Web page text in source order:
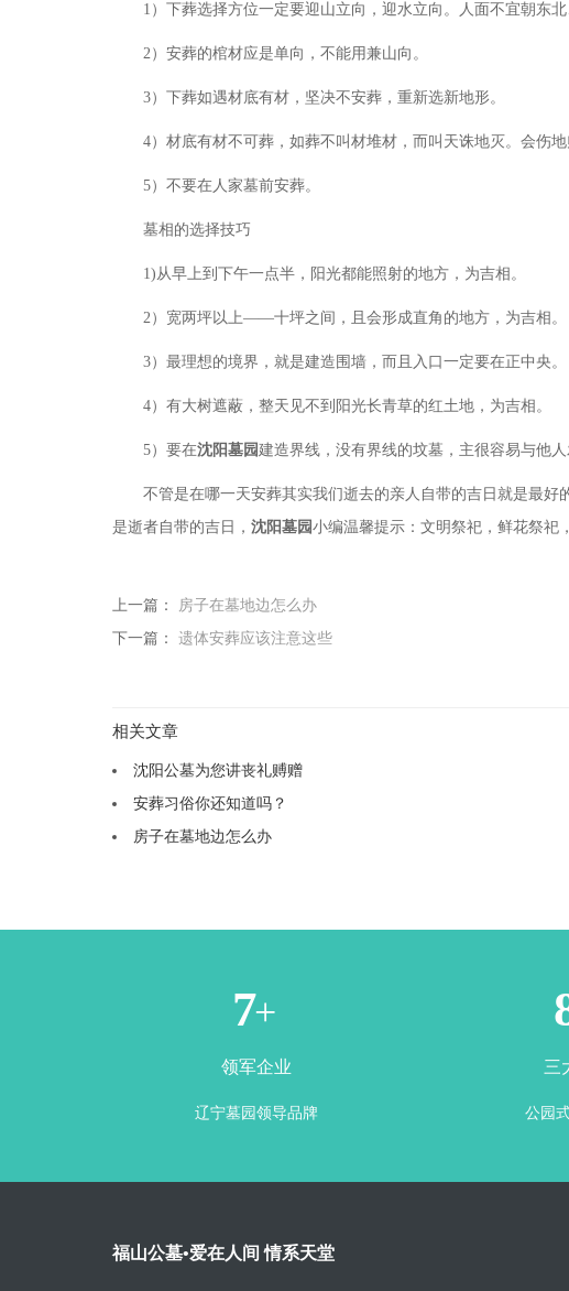
1）下葬选择方位一定要迎山立向，迎水立向。人面不宜朝东
2）安葬的棺材应是单向，不能用兼山向。
3）下葬如遇材底有材，坚决不安葬，重新选新地形。
4）材底有材不可葬，如葬不叫材堆材，而叫天诛地灭。会伤
5）不要在人家墓前安葬。
墓相的选择技巧
1)从早上到下午一点半，阳光都能照射的地方，为吉相。
2）宽两坪以上——十坪之间，且会形成直角的地方，为吉相。
3）最理想的境界，就是建造围墙，而且入口一定要在正中央。
4）有大树遮蔽，整天见不到阳光长青草的红土地，为吉相。
5）要在沈阳墓园建造界线，没有界线的坟墓，主很容易与他人
不管是在哪一天安葬其实我们逝去的亲人自带的吉日就是最
是逝者自带的吉日， 沈阳墓园小编温馨提示：文明祭祀，鲜花祭祀
上一篇：
房子在墓地边怎么办
下一篇： 遗体安葬应该注意这些
相关文章
沈阳公墓为您讲丧礼赙赠
安葬习俗你还知道吗？
房子在墓地边怎么办
1+
领军企业
辽宁墓园领导品牌
三
公园
福山公墓•爱在人间 情系天堂